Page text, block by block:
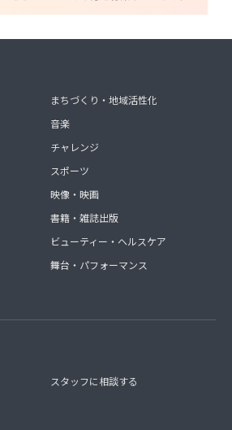
まちづくり・地域活性化
音楽
チャレンジ
スポーツ
映像・映画
書籍・雑誌出版
ビューティー・ヘルスケア
舞台・パフォーマンス
スタッフに相談する